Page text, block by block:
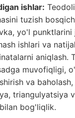
ishlar:
tuzish
yo'l punktlarini
ishlari va
aniqlash.
muvofiqligi,
va baholash,
triangulyatsiya
bog'liqlik.